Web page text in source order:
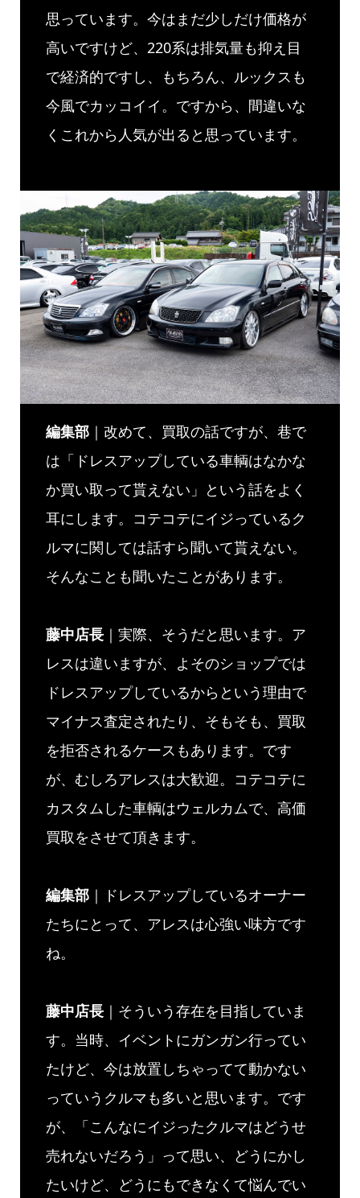
思っています。今はまだ少しだけ価格が
高いですけど、220系は排気量も抑え目
で経済的ですし、もちろん、ルックスも
今風でカッコイイ。ですから、間違いな
くこれから人気が出ると思っています。
編集部｜改めて、買取の話ですが、巷で
は「ドレスアップしている車輌はなかな
か買い取って貰えない」という話をよく
耳にします。コテコテにイジっているク
ルマに関しては話すら聞いて貰えない。
そんなことも聞いたことがあります。
藤中店長｜実際、そうだと思います。ア
レスは違いますが、よそのショップでは
ドレスアップしているからという理由で
マイナス査定されたり、そもそも、買取
を拒否されるケースもあります。です
が、むしろアレスは大歓迎。コテコテに
カスタムした車輌はウェルカムで、高価
買取をさせて頂きます。
編集部｜ドレスアップしているオーナー
たちにとって、アレスは心強い味方です
ね。
藤中店長｜そういう存在を目指していま
す。当時、イベントにガンガン行ってい
たけど、今は放置しちゃってて動かない
っていうクルマも多いと思います。です
が、「こんなにイジったクルマはどうせ
売れないだろう」って思い、どうにかし
たいけど、どうにもできなくて悩んでい